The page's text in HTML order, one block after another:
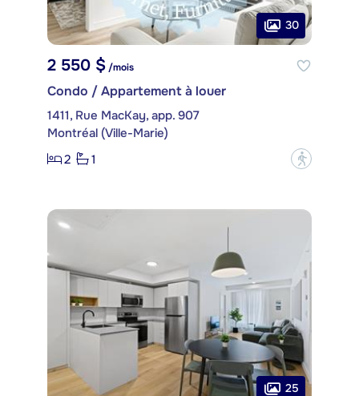
30
2 550 $/mois
Condo / Appartement à louer
1411, Rue MacKay, app. 907
Montréal (Ville-Marie)
2
1 ?
25